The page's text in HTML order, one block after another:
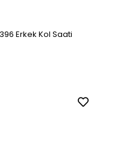
Erkek Kol Saati